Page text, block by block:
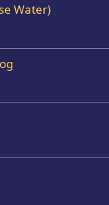
Water)